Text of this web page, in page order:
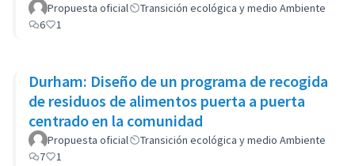
Propuesta oficial
Transición ecológica y medio Ambiente
6
1
Durham: Diseño de un programa de recogida
de residuos de alimentos puerta a puerta
centrado en la comunidad
Propuesta oficial
Transición ecológica y medio Ambiente
7
1